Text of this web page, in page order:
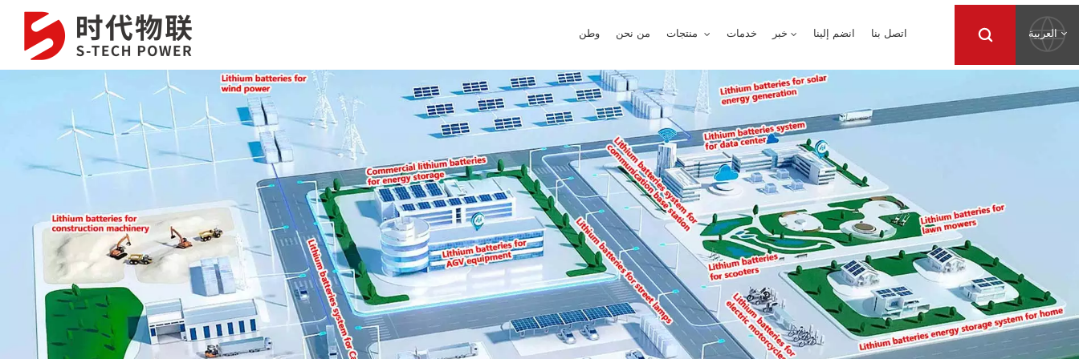
وطن من نحن خدمات خبر انضم إلينا اتصل بنا العربية